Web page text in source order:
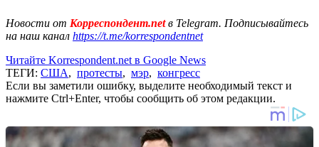
Новости от Корреспондент.netв Telegram. Подписывайтесь
на наш канал https://t.me/korrespondentnet
Читайте Korrespondent.net в Google News
ТЕГИ: США, протесты, мэр, конгресс
Если вы заметили ошибку, выделите необходимый текст и
нажмите Ctrl+Enter, чтобы сообщить об этом редакции.